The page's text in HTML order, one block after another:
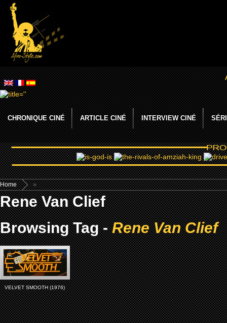
CHRONIQUE CINÉ ARTICLE CINÉ INTERVIEW CINÉ
Home »
Rene Van Clief
Browsing Tag -Rene Van Clief
VELVET SMOOTH (1976)